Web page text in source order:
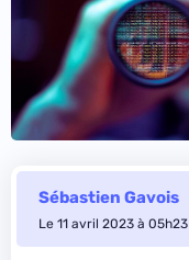
Sébastien Gavois
Le 11 avril 2023 à 05h23